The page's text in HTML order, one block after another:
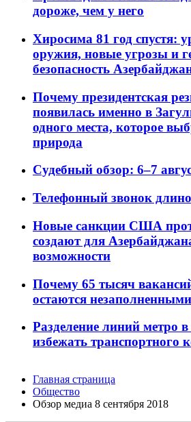
дороже, чем у него
Хиросима 81 год спустя:
оружия, новые угрозы и
безопасность
Почему президентская
появилась именно в
одного места, которое
природа
Судебный обзор: 6–7
Телефонный звонок
Новые санкции США
создают для
возможности
Почему 65 тысяч
остаются незаполненными
Разделение линий метро
избежать транспортного
Главная страница
Общество
Обзор медиа 8 сентября 2018